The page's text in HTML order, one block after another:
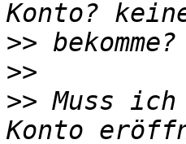
>>
>>
>> Muss